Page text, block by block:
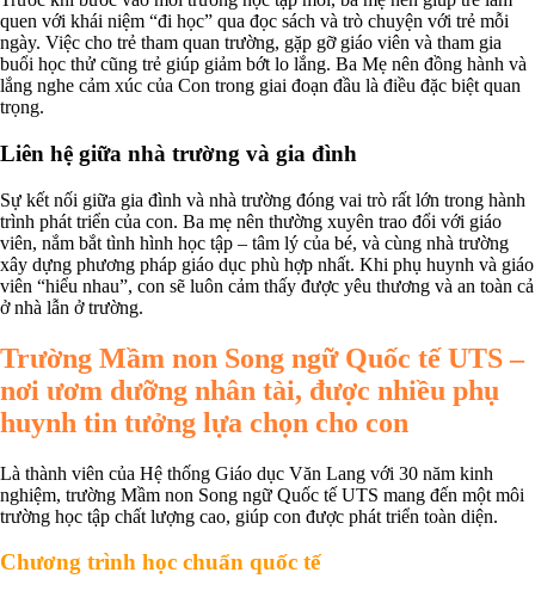
quen với khái niệm “đi học” qua đọc sách và trò chuyện với trẻ mỗi
ngày. Việc cho trẻ tham quan trường, gặp gỡ giáo viên và tham gia
buổi học thử cũng trẻ giúp giảm bớt lo lắng. Ba Mẹ nên đồng hành và
lắng nghe cảm xúc của Con trong giai đoạn đầu là điều đặc biệt quan
trọng.
Liên hệ giữa nhà trường và gia đình
Sự kết nối giữa gia đình và nhà trường đóng vai trò rất lớn trong hành
trình phát triển của con. Ba mẹ nên thường xuyên trao đổi với giáo
viên, nắm bắt tình hình học tập – tâm lý của bé, và cùng nhà trường
xây dựng phương pháp giáo dục phù hợp nhất. Khi phụ huynh và giáo
viên “hiểu nhau”, con sẽ luôn cảm thấy được yêu thương và an toàn cả
ở nhà lẫn ở trường.
Trường Mầm non Song ngữ Quốc tế UTS –
nơi ươm dưỡng nhân tài, được nhiều phụ
huynh tin tưởng lựa chọn cho con
Là thành viên của Hệ thống Giáo dục Văn Lang với 30 năm kinh
nghiệm, trường Mầm non Song ngữ Quốc tế UTS mang đến một môi
trường học tập chất lượng cao, giúp con được phát triển toàn diện.
Chương trình học chuẩn quốc tế